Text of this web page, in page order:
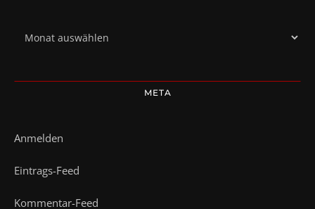
META
Anmelden
Eintrags-Feed
Kommentar-Feed